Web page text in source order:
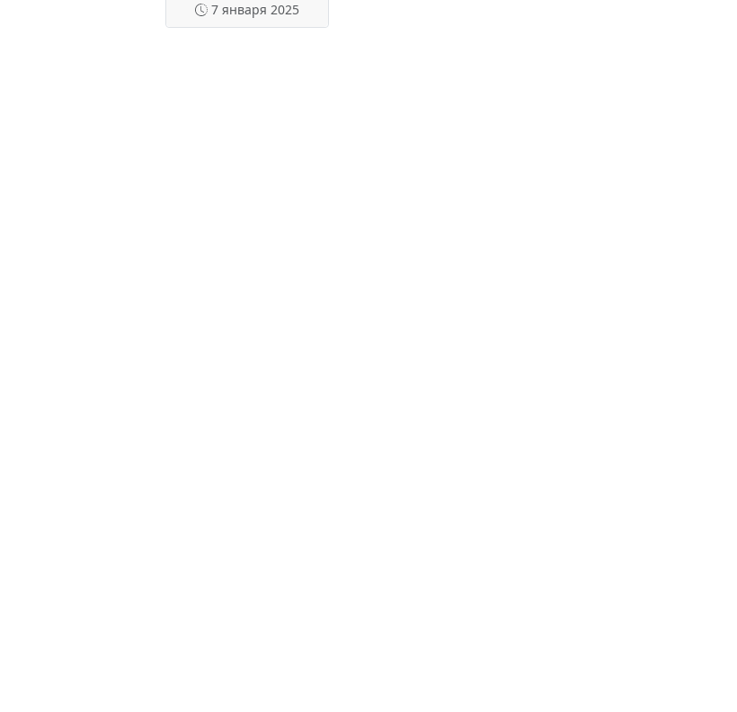
7 января 2025